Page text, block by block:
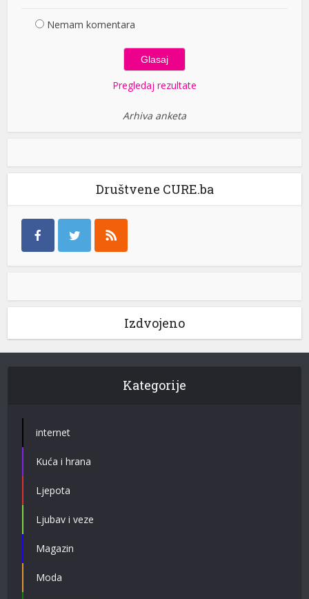
Nemam komentara
Pregledaj rezultate
Arhiva anketa
Društvene CURE.ba
Izdvojeno
Kategorije
internet
Kuća i hrana
Ljepota
Ljubav i veze
Magazin
Moda